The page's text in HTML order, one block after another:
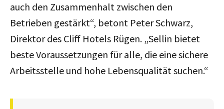
auch den Zusammenhalt zwischen den
Betrieben gestärkt“, betont Peter Schwarz,
Direktor des Cliff Hotels Rügen. „Sellin bietet
beste Voraussetzungen für alle, die eine sichere
Arbeitsstelle und hohe Lebensqualität suchen.“